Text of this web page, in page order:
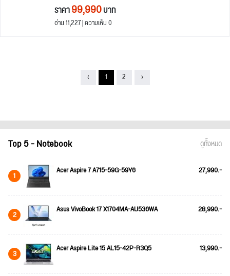
ราคา99,990บาท
อ่าน 11,227 | ความเห็น 0
‹ 1 2 ›
Top 5 - Notebook ดูทั้งหมด
1 Acer Aspire 7 A715-59G-59Y6 27,990.-
2 Asus VivoBook 17 X1704MA-AU536WA 28,990.-
3 Acer Aspire Lite 15 AL15-42P-R3Q5 13,990.-